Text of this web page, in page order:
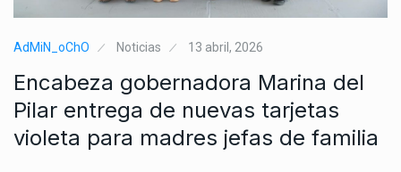
AdMiN_oChO Noticias 13 abril, 2026
Encabeza gobernadora Marina del
Pilar entrega de nuevas tarjetas
violeta para madres jefas de familia